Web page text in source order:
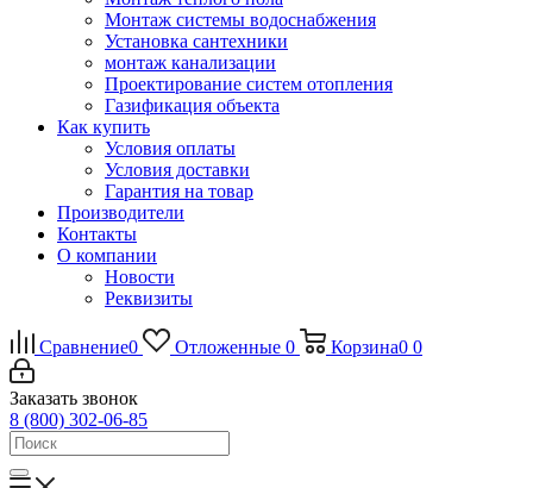
Монтаж системы водоснабжения
Установка сантехники
монтаж канализации
Проектирование систем отопления
Газификация объекта
Как купить
Условия оплаты
Условия доставки
Гарантия на товар
Производители
Контакты
О компании
Новости
Реквизиты
Сравнение0 Отложенные 0 Корзина0 0
Заказать звонок
8 (800) 302-06-85